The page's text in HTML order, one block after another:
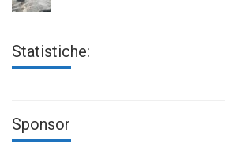
Statistiche:
Sponsor